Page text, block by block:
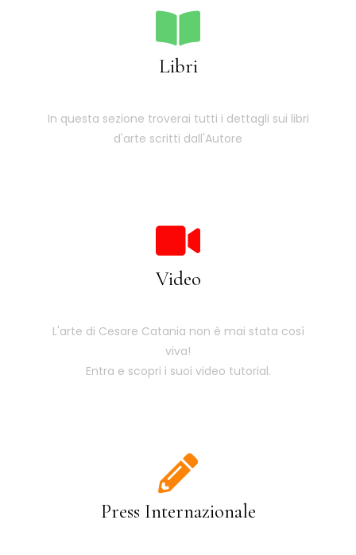
Libri
In questa sezione troverai tutti i dettagli sui libri
d'arte scritti dall'Autore
Video
L'arte di Cesare Catania non è mai stata così
viva!
Entra e scopri i suoi video tutorial.
Press Internazionale